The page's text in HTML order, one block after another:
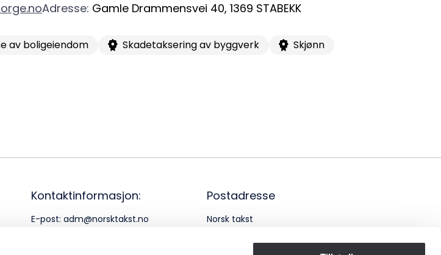
Adresse: Gamle Drammensvei 40, 1369 STABEKK
av boligeiendom Skadetaksering av byggverk Skjønn
Kontaktinformasjon:
E-post: adm@norsktakst.no
Postadresse
Norsk takst
Pb. 1516 Vika